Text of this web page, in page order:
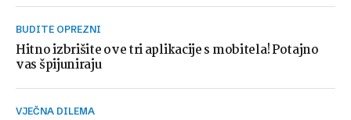
BUDITE OPREZNI
Hitno izbrišite ove tri aplikacije s mobitela! Potajno
vas špijuniraju
VJEČNA DILEMA